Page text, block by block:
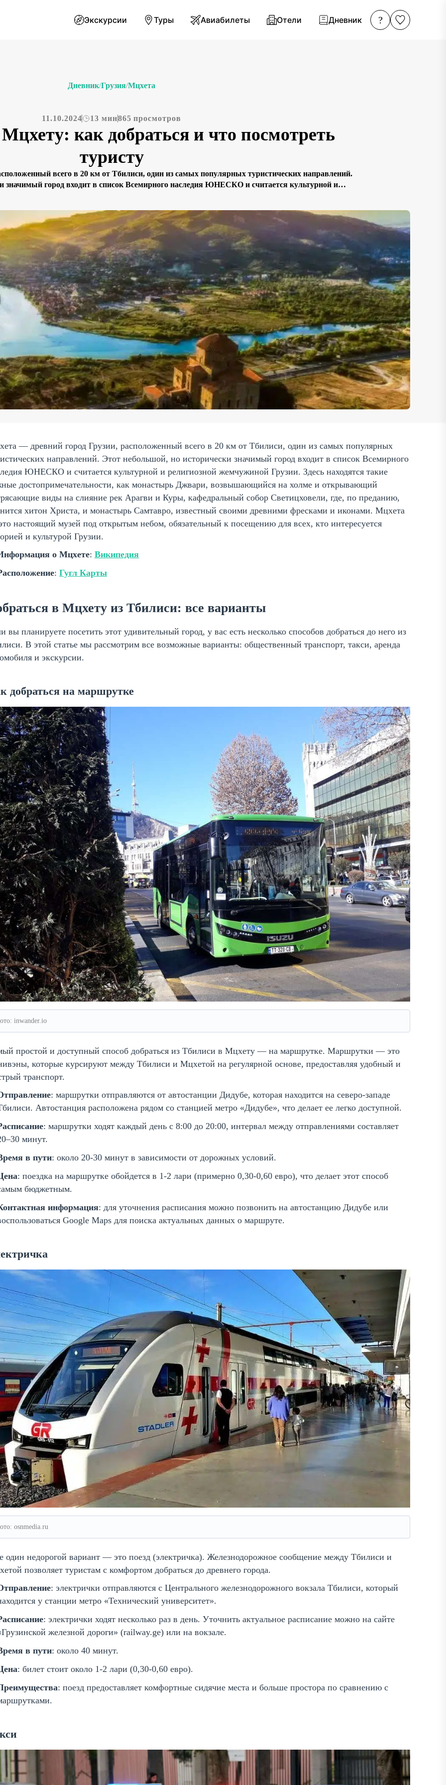
Экскурсии Туры Авиабилеты Отели Дневник ?
Дневник/Грузия/Мцхета
11.10.2024 13 мин865 просмотров
как добраться и что посмотреть
туристу
всего в 20 км от Тбилиси, один из самых популярных туристических направлений.
значимый город входит в список Всемирного наследия ЮНЕСКО и считается культурной и
— древний город Грузии, расположенный всего в 20 км от Тбилиси, один из самых популярных
направлений. Этот небольшой, но исторически значимый город входит в список Всемирного
ЮНЕСКО и считается культурной и религиозной жемчужиной Грузии. Здесь находятся такие
достопримечательности, как монастырь Джвари, возвышающийся на холме и открывающий
виды на слияние рек Арагви и Куры, кафедральный собор Светицховели, где, по преданию,
хитон Христа, и монастырь Самтавро, известный своими древними фресками и иконами. Мцхета
настоящий музей под открытым небом, обязательный к посещению для всех, кто интересуется
и культурой Грузии.
о Мцхете: Википедия
: Гугл Карты
в Мцхету из Тбилиси: все варианты
вы планируете посетить этот удивительный город, у вас есть несколько способов добраться до него из
В этой статье мы рассмотрим все возможные варианты: общественный транспорт, такси, аренда
и экскурсии.
добраться на маршрутке
inwander.io
простой и доступный способ добраться из Тбилиси в Мцхету — на маршрутке. Маршрутки — это
которые курсируют между Тбилиси и Мцхетой на регулярной основе, предоставляя удобный и
транспорт.
: маршрутки отправляются от автостанции Дидубе, которая находится на северо-западе
Автостанция расположена рядом со станцией метро «Дидубе», что делает ее легко доступной.
: маршрутки ходят каждый день с 8:00 до 20:00, интервал между отправлениями составляет
минут.
в пути: около 20-30 минут в зависимости от дорожных условий.
: поездка на маршрутке обойдется в 1-2 лари (примерно 0,30-0,60 евро), что делает этот способ
бюджетным.
информация: для уточнения расписания можно позвонить на автостанцию Дидубе или
Google Maps для поиска актуальных данных о маршруте.
osnmedia.ru
один недорогой вариант — это поезд (электричка). Железнодорожное сообщение между Тбилиси и
позволяет туристам с комфортом добраться до древнего города.
: электрички отправляются с Центрального железнодорожного вокзала Тбилиси, который
у станции метро «Технический университет».
: электрички ходят несколько раз в день. Уточнить актуальное расписание можно на сайте
железной дороги» (railway.ge) или на вокзале.
в пути: около 40 минут.
: билет стоит около 1-2 лари (0,30-0,60 евро).
: поезд предоставляет комфортные сидячие места и больше простора по сравнению с